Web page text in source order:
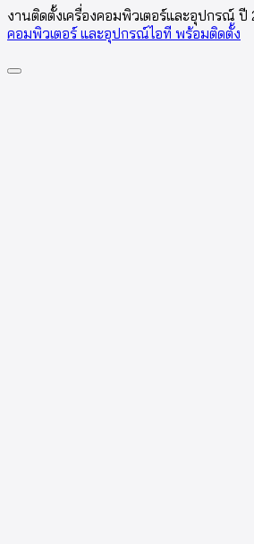
งานติดตั้งเครื่องคอมพิวเตอร์และอุปกรณ์ ปี
คอมพิวเตอร์ และอุปกรณ์ไอที พร้อมติดตั้ง